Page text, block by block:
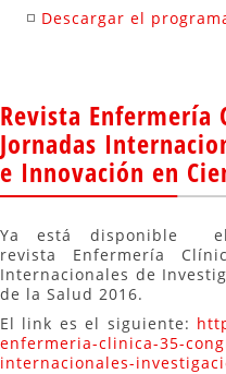
Descargar el
Revista Enfermería
Jornadas
e Innovación en
Ya está disponible
revista Enfermería
Internacionales de
de la Salud 2016.
El link es el siguiente:
enfermeria-clinica-35-
internacionales-